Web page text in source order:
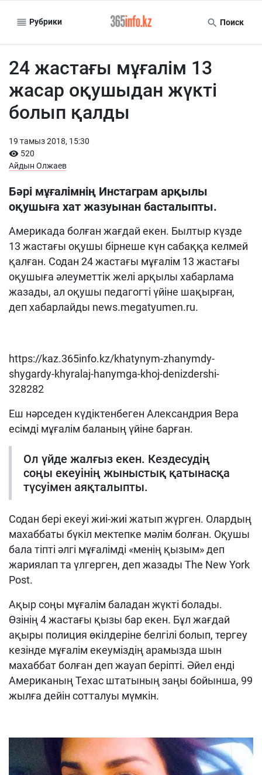
Рубрики Поиск
24 жастағы мұғалім 13
жасар оқушыдан жүкті
болып қалды
19 тамыз 2018, 15:30
520
Айдын Олжаев
Бәрі мұғалімнің Инстаграм арқылы
оқушыға хат жазуынан басталыпты.
Америкада болған жағдай екен. Былтыр күзде
13 жастағы оқушы бірнеше күн сабаққа келмей
қалған. Содан 24жастағы мұғалім 13 жастағы
оқушыға әлеуметтік желі арқылы хабарлама
жазады, ал оқушы педагогті үйіне шақырған,
деп хабарлайды news.megatyumen.ru.
https://kaz.365info.kz/khatynym-zhanymdy-
shygardy-khyralaj-hanymga-khoj-denizdershi-
328282
Еш нәрседен күдіктенбеген Александрия Вера
есімді мұғалім баланың үйіне барған.
Ол үйде жалғыз екен. Кездесудің
соңы екеуінің жыныстық қатынасқа
түсуімен аяқталыпты.
Содан бері екеуі жиі-жиі жатып жүрген. Олардың
махаббаты бүкіл мектепке мәлім болған. Оқушы
бала тіпті әлгі мұғалімді «менің қызым» деп
жариялап та үлгерген, деп жазады The New York
Post.
Ақыр соңы мұғалім баладан жүкті болады.
Өзінің 4 жастағы қызы бар екен. Бұл жағдай
ақыры полиция өкілдеріне белгілі болып, тергеу
кезінде мұғалім екеуміздің арамызда шын
махаббат болған деп жауап беріпті. Әйел енді
Американың Техас штатының заңы бойынша, 99
жылға дейін сотталуы мүмкін.